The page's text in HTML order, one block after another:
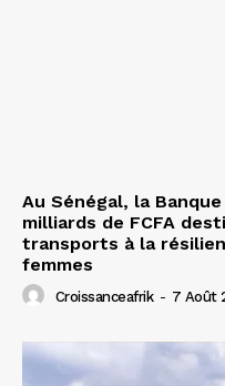
Au Sénégal, la
milliards de FCFA
transports à la
femmes
Croissanceafrik - 7 Août